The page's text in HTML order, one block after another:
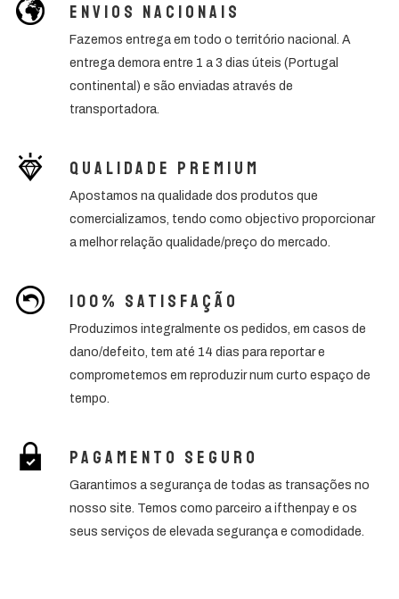
Envios Nacionais
Fazemos entrega em todo o território nacional. A
entrega demora entre 1 a 3 dias úteis (Portugal
continental) e são enviadas através de
transportadora.
Qualidade premium
Apostamos na qualidade dos produtos que
comercializamos, tendo como objectivo proporcionar
a melhor relação qualidade/preço do mercado.
100% Satisfação
Produzimos integralmente os pedidos, em casos de
dano/defeito, tem até 14 dias para reportar e
comprometemos em reproduzir num curto espaço de
tempo.
Pagamento seguro
Garantimos a segurança de todas as transações no
nosso site. Temos como parceiro a ifthenpay e os
seus serviços de elevada segurança e comodidade.